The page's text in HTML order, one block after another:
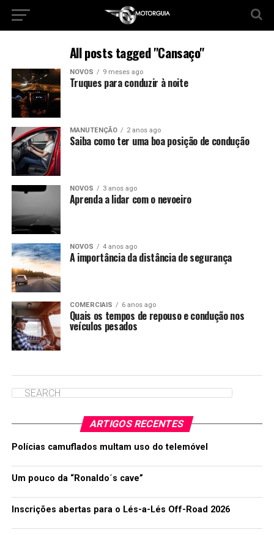
All posts tagged "Cansaço"
NOVOS 9 meses ago
Truques para conduzir à noite
MANUTENÇÃO 2 anos ago
Saiba como ter uma boa posição de condução
NOVOS 3 anos ago
Aprenda a lidar com o nevoeiro
NOVOS 4 anos ago
A importância da distância de segurança
COMERCIAIS 6 anos ago
Quais os tempos de repouso e condução nos
veículos pesados
ARTIGOS RECENTES
Polícias camuflados multam uso do telemóvel
Um pouco da “Ronaldo´s cave”
Inscrições abertas para o Lés-a-Lés Off-Road 2026